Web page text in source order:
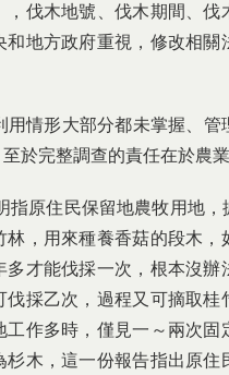
伐木地號、伐木期間、
地方政府重視，修改相
情形大部分都未掌握、管
於完整調查的責任在於農
指原住民保留地農牧用地
，用來種養香菇的段木
才能伐採一次，根本沒
採乙次，過程又可摘取
作多時，僅見一～兩次固
木，這一份報告指出原